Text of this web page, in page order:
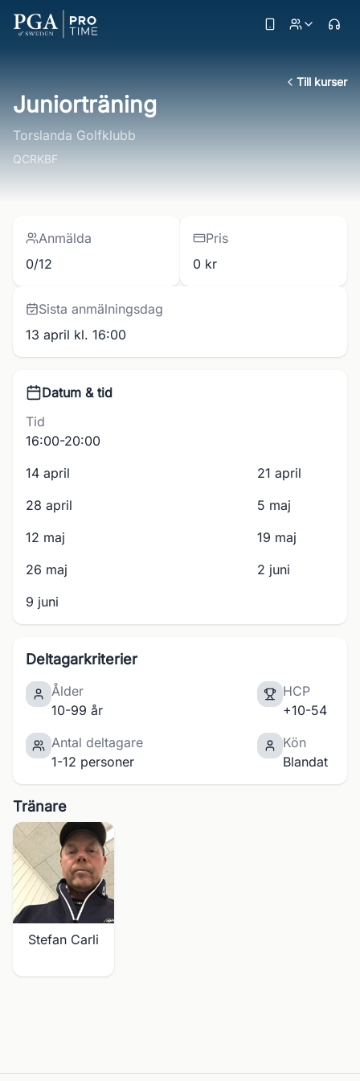
Till kurser
Juniorträning
Torslanda Golfklubb
QCRKBF
Anmälda
0/12
Pris
0 kr
Sista anmälningsdag
13 april kl. 16:00
Datum & tid
Tid
16:00-20:00
14 april
21 april
28 april
5 maj
12 maj
19 maj
26 maj
2 juni
9 juni
Deltagarkriterier
Ålder
10-99 år
HCP
+10-54
Antal deltagare
1-12 personer
Kön
Blandat
Tränare
Stefan Carli